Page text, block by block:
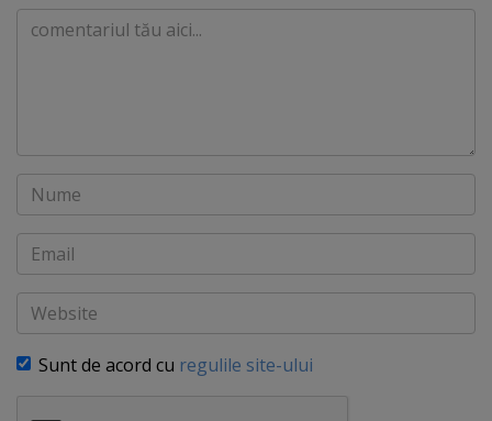
Comentariu
Nume
Email
Website
Sunt de acord cu regulile site-ului